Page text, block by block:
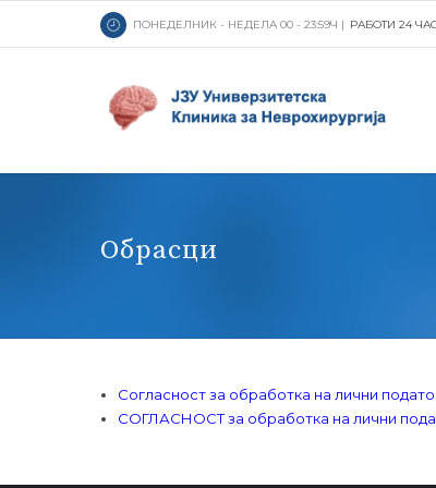
ПОНЕДЕЛНИК - НЕДЕЛА 00 - 23:59Ч | РАБОТИ 24
Обрасци
Согласност за обработка на лични
СОГЛАСНОСТ за обработка на лични